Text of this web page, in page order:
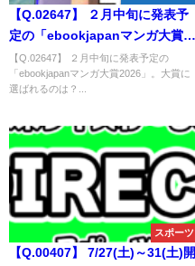
【Q.02647】 ２月中旬に発表予
定の「ebookjapanマンガ大賞
2026」。大賞に選ばれるのは？
【Q.02647】 ２月中旬に発表予定の
「ebookjapanマンガ大賞2026」。大賞に
選ばれるのは？...
スポーツ
【Q.00407】 7/27(土)～31(土)開